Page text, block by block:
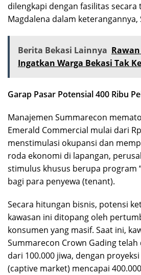
dilengkapi dengan fasilitas secara
Magdalena dalam keterangannya,
Berita Bekasi Lainnya
Ingatkan Warga Bekasi Tak
Garap Pasar Potensial 400 Ribu
Manajemen Summarecon
Emerald Commercial mulai dari
menstimulasi okupansi dan
roda ekonomi di lapangan,
stimulus khusus berupa program
bagi para penyewa (tenant).
Secara hitungan bisnis, potensi
kawasan ini ditopang oleh
konsumen yang masif. Saat ini,
Summarecon Crown Gading
dari 100.000 jiwa, dengan
(captive market) mencapai